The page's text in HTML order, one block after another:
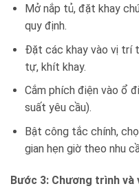
Mở nắp tủ, đặt khay
quy định.
Đặt các khay vào vị trí
tự, khít khay.
Cắm phích điện vào ổ
suất yêu cầu).
Bật công tắc chính,
gian hẹn giờ theo nhu
Bước 3: Chương trình và